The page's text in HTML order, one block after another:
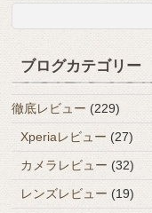
ブログカテゴリー
徹底レビュー (229)
Xperiaレビュー (27)
カメラレビュー (32)
レンズレビュー (19)